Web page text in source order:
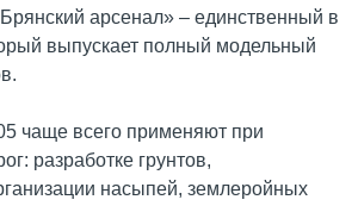
арсенал» – единственный в
выпускает полный модельный
чаще всего применяют при
разработке грунтов,
насыпей, землеройных